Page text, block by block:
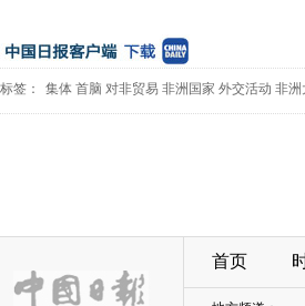
标签： 集体 首脑 对非贸易 非洲国家 外交活动 非洲
首页